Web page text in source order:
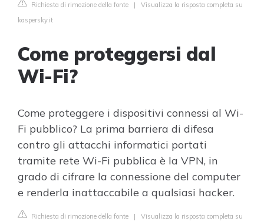
Richiesta di rimozione della fonte | Visualizza la risposta completa su
kaspersky.it
Come proteggersi dal
Wi-Fi?
Come proteggere i dispositivi connessi al Wi-
Fi pubblico? La prima barriera di difesa
contro gli attacchi informatici portati
tramite rete Wi-Fi pubblica è la VPN, in
grado di cifrare la connessione del computer
e renderla inattaccabile a qualsiasi hacker.
Richiesta di rimozione della fonte | Visualizza la risposta completa su